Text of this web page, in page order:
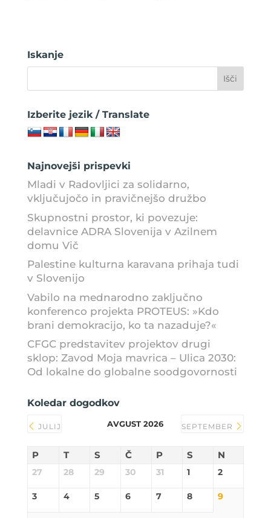
Iskanje
Izberite jezik / Translate
Najnovejši prispevki
Mladi v Radovljici za solidarno,
vključujočo in pravičnejšo družbo
Skupnostni prostor, ki povezuje:
delavnice ADRA Slovenija v Azilnem
domu Vič
Palestine kulturna karavana prihaja tudi
v Slovenijo
Vabilo na mednarodno zaključno
konferenco projekta PROTEUS: »Kdo
brani demokracijo, ko ta nazaduje?«
CFGC predstavitev projektov drugi
sklop: Zavod Moja mavrica – Ulica 2030:
Od lokalne do globalne soodgovornosti
Koledar dogodkov
JULIJ AVGUST 2026 SEPTEMBER
P T S Č P S N
27 28 29 30 31 1 2
3 4 5 6 7 8 9